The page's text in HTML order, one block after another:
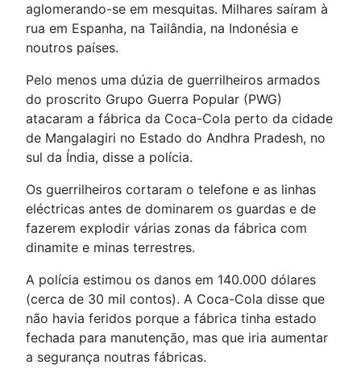
aglomerando-se em mesquitas. Milhares saíram à
rua em Espanha, na Tailândia, na Indonésia e
noutros países.
Pelo menos uma dúzia de guerrilheiros armados
do proscrito Grupo Guerra Popular (PWG)
atacaram a fábrica da Coca-Cola perto da cidade
de Mangalagiri no Estado do Andhra Pradesh, no
sul da Índia, disse a polícia.
Os guerrilheiros cortaram o telefone e as linhas
eléctricas antes de dominarem os guardas e de
fazerem explodir várias zonas da fábrica com
dinamite e minas terrestres.
A polícia estimou os danos em 140.000 dólares
(cerca de 30 mil contos). A Coca-Cola disse que
não havia feridos porque a fábrica tinha estado
fechada para manutenção, mas que iria aumentar
a segurança noutras fábricas.